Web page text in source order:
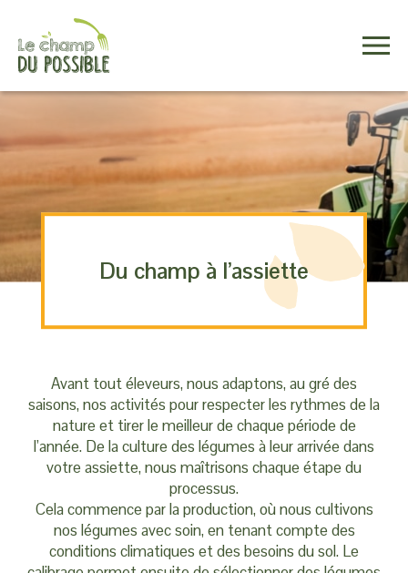
Contact
Du champ à l’assiette
Avant tout éleveurs, nous adaptons, au gré des
saisons, nos activités pour respecter les rythmes de la
nature et tirer le meilleur de chaque période de
l’année. De la culture des légumes à leur arrivée dans
votre assiette, nous maîtrisons chaque étape du
processus.
Cela commence par la production, où nous cultivons
nos légumes avec soin, en tenant compte des
conditions climatiques et des besoins du sol. Le